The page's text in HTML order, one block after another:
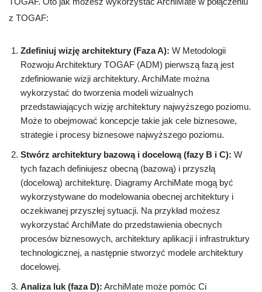
z TOGAF:
Zdefiniuj wizję architektury (Faza A): W Metodologii
Rozwoju Architektury TOGAF (ADM) pierwszą fazą jest
zdefiniowanie wizji architektury. ArchiMate można
wykorzystać do tworzenia modeli wizualnych
przedstawiających wizję architektury najwyższego poziomu.
Może to obejmować koncepcje takie jak cele biznesowe,
strategie i procesy biznesowe najwyższego poziomu.
Stwórz architektury bazową i docelową (fazy B i C): W
tych fazach definiujesz obecną (bazową) i przyszłą
(docelową) architekturę. Diagramy ArchiMate mogą być
wykorzystywane do modelowania obecnej architektury i
oczekiwanej przyszłej sytuacji. Na przykład możesz
wykorzystać ArchiMate do przedstawienia obecnych
procesów biznesowych, architektury aplikacji i infrastruktury
technologicznej, a następnie stworzyć modele architektury
docelowej.
Analiza luk (faza D): ArchiMate może pomóc Ci